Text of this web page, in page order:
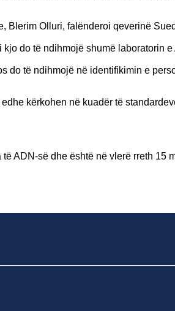
Blerim Olluri, falënderoi qeverinë
do të ndihmojë shumë laboratorin
do të ndihmojë në identifikimin e
kërkohen në kuadër të
ADN-së dhe është në vlerë rreth 15